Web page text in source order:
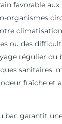
favorable aux
organismes
ou des
régulier du
sanitaires,
fraîche et
bac garantit